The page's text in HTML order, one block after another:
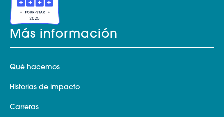
Más información
Qué hacemos
Historias de impacto
Carreras